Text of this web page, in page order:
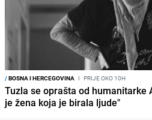
/BOSNA I HERCEGOVINA I PRIJE OKO 10H
Tuzla se oprašta od humanitarke
je žena koja je birala ljude"